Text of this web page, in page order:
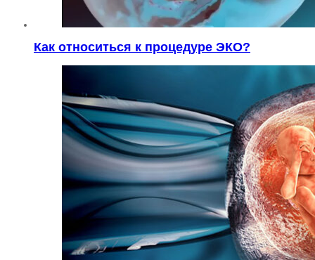
Как относиться к процедуре ЭКО?